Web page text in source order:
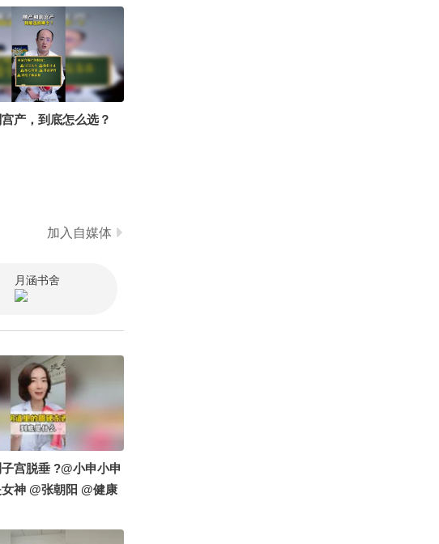
@搜狐科技 @畅说
小兜律师 @春华姐姐
课啦 @恩哥聊健康
医生 @儿科马大夫
疗孙静医生 @妇产
高庆一 @高速公鹿 @
产，到底怎么选？
加入自媒体
月涵书舍
宫脱垂 ?@小申小申
神 @张朝阳 @健康